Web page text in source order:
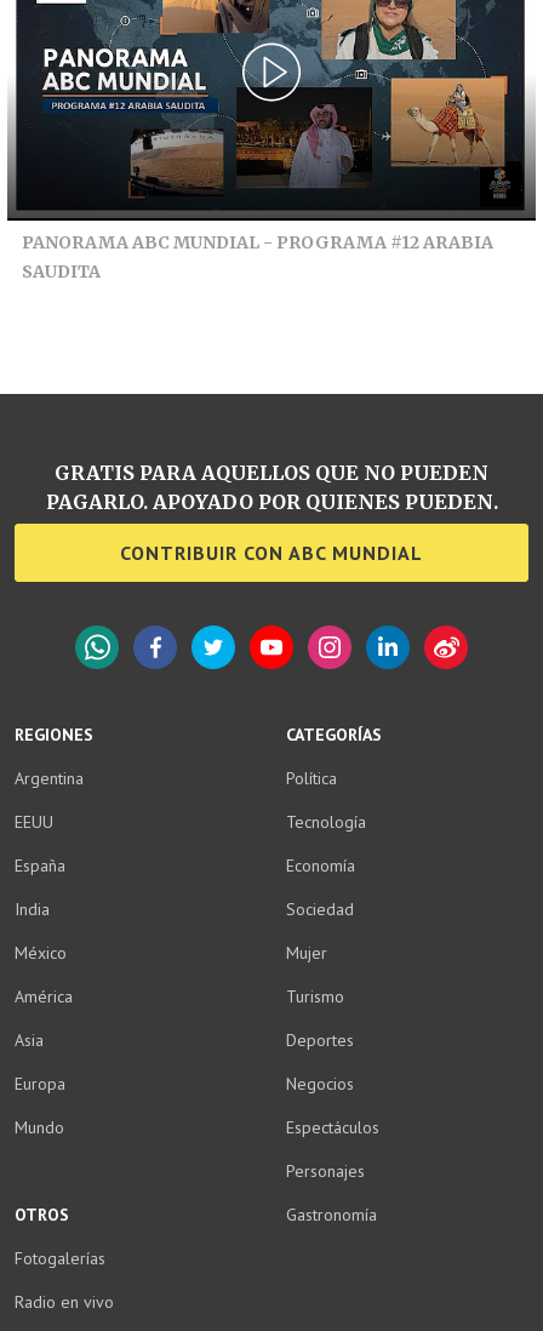
PANORAMA ABC MUNDIAL - PROGRAMA #12 ARABIA
SAUDITA
REGIONES
Argentina
EEUU
España
India
México
América
Asia
Europa
Mundo
CATEGORÍAS
Política
Tecnología
Economía
Sociedad
Mujer
Turismo
Deportes
Negocios
Espectáculos
Personajes
Gastronomía
OTROS
Fotogalerías
Radio en vivo
GRATIS PARA AQUELLOS QUE NO PUEDEN
PAGARLO. APOYADO POR QUIENES PUEDEN.
CONTRIBUIR CON ABC MUNDIAL